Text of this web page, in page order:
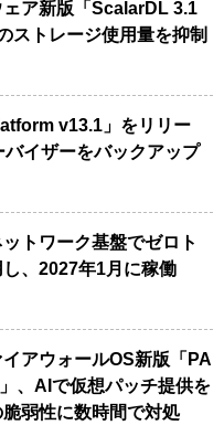
ア新版「ScalarDL 3.1
ストレージ使用量を抑制
v13.1」をリリー
バイザーをバックアップ
トワーク基盤でゼロト
、2027年1月に稼働
アウォールOS新版「PA
、AIで仮想パッチ提供を
弱性に数時間で対処